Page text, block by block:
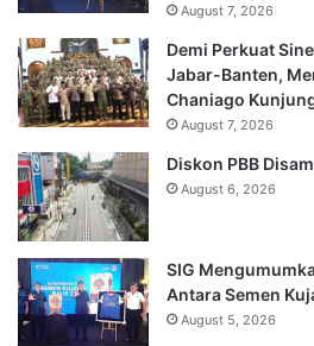
August 7, 2026
Demi Perkuat
Jabar-Banten,
Chaniago
August 7, 2026
Diskon PBB
August 6, 2026
SIG
Antara Semen
August 5, 2026